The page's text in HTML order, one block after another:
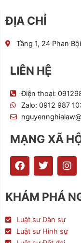
ĐỊA CHỈ
Tầng 1, 24 Phan
LIÊN HỆ
Điện thoại:
Zalo: 0912 987
MẠNG XÃ
F
a
e
b
o
k
T
w
t
t
r
I
n
t
a
a
KHÁM PHÁ
Luật sư Dân sự
Luật sư Hình sự